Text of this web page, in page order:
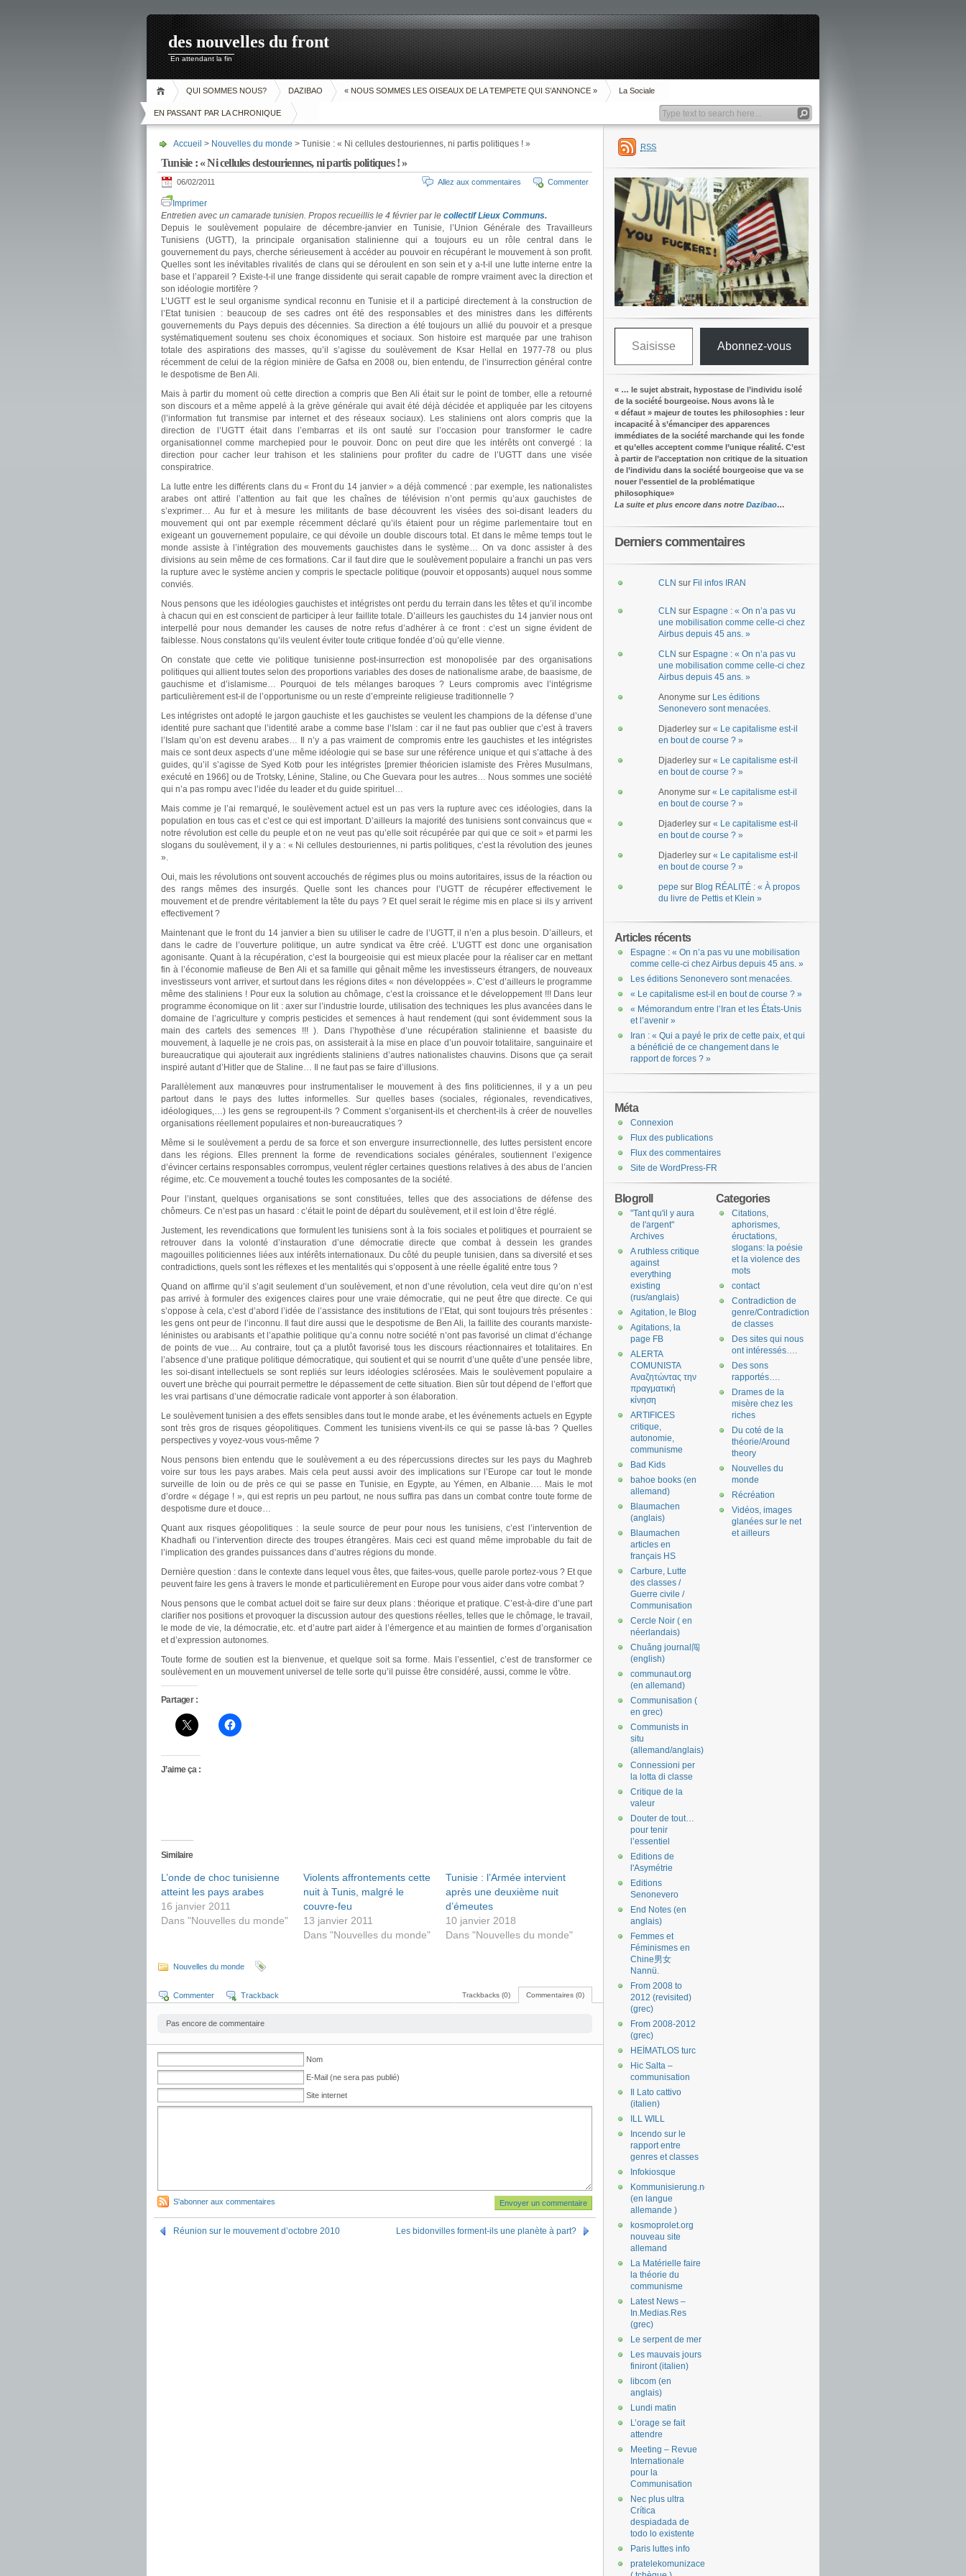
des nouvelles du front
En attendant la fin
QUI SOMMES NOUS? DAZIBAO « NOUS SOMMES LES OISEAUX DE LA TEMPETE QUI S’ANNONCE » La Sociale
EN PASSANT PAR LA CHRONIQUE
Accueil > Nouvelles du monde > Tunisie : « Ni cellules destouriennes, ni partis politiques ! »
Tunisie : « Ni cellules destouriennes, ni partis politiques ! »
06/02/2011 Commenter
Allez aux commentaires
Imprimer
Entretien avec un camarade tunisien. Propos recueillis le 4 février par le collectif Lieux Communs.
Depuis le soulèvement populaire de décembre-janvier en Tunisie, l’Union Générale des Travailleurs
Tunisiens (UGTT), la principale organisation stalinienne qui a toujours eu un rôle central dans le
gouvernement du pays, cherche sérieusement à accéder au pouvoir en récupérant le mouvement à son profit.
Quelles sont les inévitables rivalités de clans qui se déroulent en son sein et y a-t-il une lutte interne entre la
base et l’appareil ? Existe-t-il une frange dissidente qui serait capable de rompre vraiment avec la direction et
son idéologie mortifère ?
L’UGTT est le seul organisme syndical reconnu en Tunisie et il a participé directement à la construction de
l’Etat tunisien : beaucoup de ses cadres ont été des responsables et des ministres dans les différents
gouvernements du Pays depuis des décennies. Sa direction a été toujours un allié du pouvoir et a presque
systématiquement soutenu ses choix économiques et sociaux. Son histoire est marquée par une trahison
totale des aspirations des masses, qu’il s’agisse du soulèvement de Ksar Hellal en 1977-78 ou plus
récemment de celui de la région minière de Gafsa en 2008 ou, bien entendu, de l’insurrection général contre
le despotisme de Ben Ali.
Mais à partir du moment où cette direction a compris que Ben Ali était sur le point de tomber, elle a retourné
son discours et a même appelé à la grève générale qui avait été déjà décidée et appliquée par les citoyens
(l’information fut transmise par internet et des réseaux sociaux). Les staliniens ont alors compris que la
direction de l’UGTT était dans l’embarras et ils ont sauté sur l’occasion pour transformer le cadre
organisationnel comme marchepied pour le pouvoir. Donc on peut dire que les intérêts ont convergé : la
direction pour cacher leur trahison et les staliniens pour profiter du cadre de l’UGTT dans une visée
conspiratrice.
La lutte entre les différents clans du « Front du 14 janvier » a déjà commencé : par exemple, les nationalistes
arabes ont attiré l’attention au fait que les chaînes de télévision n’ont permis qu’aux gauchistes de
s’exprimer… Au fur et à mesure les militants de base découvrent les visées des soi-disant leaders du
mouvement qui ont par exemple récemment déclaré qu’ils étaient pour un régime parlementaire tout en
exigeant un gouvernement populaire, ce qui dévoile un double discours total. Et dans le même temps tout le
monde assiste à l’intégration des mouvements gauchistes dans le système… On va donc assister à des
divisions au sein même de ces formations. Car il faut dire que le soulèvement populaire a franchi un pas vers
la rupture avec le système ancien y compris le spectacle politique (pouvoir et opposants) auquel nous somme
conviés.
Nous pensons que les idéologies gauchistes et intégristes ont perdu du terrain dans les têtes et qu’il incombe
à chacun qui en est conscient de participer à leur faillite totale. D’ailleurs les gauchistes du 14 janvier nous ont
interpellé pour nous demander les causes de notre refus d’adhérer à ce front : c’est un signe évident de
faiblesse. Nous constatons qu’ils veulent éviter toute critique fondée d’où qu’elle vienne.
On constate que cette vie politique tunisienne post-insurrection est monopolisée par des organisations
politiques qui allient toutes selon des proportions variables des doses de nationalisme arabe, de baasisme, de
gauchisme et d’islamisme… Pourquoi de tels mélanges baroques ? Leurs compromis avec l’intégrisme
particulièrement est-il de l’opportunisme ou un reste d’empreinte religieuse traditionnelle ?
Les intégristes ont adopté le jargon gauchiste et les gauchistes se veulent les champions de la défense d’une
identité pure sachant que l’identité arabe a comme base l’Islam : car il ne faut pas oublier que c’est à travers
l’Islam qu’on est devenu arabes… Il n’y a pas vraiment de compromis entre les gauchistes et les intégristes
mais ce sont deux aspects d’une même idéologie qui se base sur une référence unique et qui s’attache à des
guides, qu’il s’agisse de Syed Kotb pour les intégristes [premier théoricien islamiste des Frères Musulmans,
exécuté en 1966] ou de Trotsky, Lénine, Staline, ou Che Guevara pour les autres… Nous sommes une société
qui n’a pas rompu avec l’idée du leader et du guide spirituel…
Mais comme je l’ai remarqué, le soulèvement actuel est un pas vers la rupture avec ces idéologies, dans la
population en tous cas et c’est ce qui est important. D’ailleurs la majorité des tunisiens sont convaincus que «
notre révolution est celle du peuple et on ne veut pas qu’elle soit récupérée par qui que ce soit » et parmi les
slogans du soulèvement, il y a : « Ni cellules destouriennes, ni partis politiques, c’est la révolution des jeunes
».
Oui, mais les révolutions ont souvent accouchés de régimes plus ou moins autoritaires, issus de la réaction ou
des rangs mêmes des insurgés. Quelle sont les chances pour l’UGTT de récupérer effectivement le
mouvement et de prendre véritablement la tête du pays ? Et quel serait le régime mis en place si ils y arrivent
effectivement ?
Maintenant que le front du 14 janvier a bien su utiliser le cadre de l’UGTT, il n’en a plus besoin. D’ailleurs, et
dans le cadre de l’ouverture politique, un autre syndicat va être créé. L’UGTT est donc une organisation
agonisante. Quant à la récupération, c’est la bourgeoisie qui est mieux placée pour la réaliser car en mettant
fin à l’économie mafieuse de Ben Ali et sa famille qui gênait même les investisseurs étrangers, de nouveaux
investisseurs vont arriver, et surtout dans les régions dites « non développées ». C’est d’ailleurs le programme
même des staliniens ! Pour eux la solution au chômage, c’est la croissance et le développement !!! Dans leur
programme économique on lit : axer sur l’industrie lourde, utilisation des techniques les plus avancées dans le
domaine de l’agriculture y compris pesticides et semences à haut rendement (qui sont évidemment sous la
main des cartels des semences !!! ). Dans l’hypothèse d’une récupération stalinienne et baasiste du
mouvement, à laquelle je ne crois pas, on assisterait à la mise en place d’un pouvoir totalitaire, sanguinaire et
bureaucratique qui ajouterait aux ingrédients staliniens d’autres nationalistes chauvins. Disons que ça serait
inspiré autant d’Hitler que de Staline… Il ne faut pas se faire d’illusions.
Parallèlement aux manœuvres pour instrumentaliser le mouvement à des fins politiciennes, il y a un peu
partout dans le pays des luttes informelles. Sur quelles bases (sociales, régionales, revendicatives,
idéologiques,…) les gens se regroupent-ils ? Comment s’organisent-ils et cherchent-ils à créer de nouvelles
organisations réellement populaires et non-bureaucratiques ?
Même si le soulèvement a perdu de sa force et son envergure insurrectionnelle, des luttes persistent encore
dans les régions. Elles prennent la forme de revendications sociales générales, soutiennent l’exigence
d’évincer certains responsables corrompus, veulent régler certaines questions relatives à des abus de l’ancien
régime, etc. Ce mouvement a touché toutes les composantes de la société.
Pour l’instant, quelques organisations se sont constituées, telles que des associations de défense des
chômeurs. Ce n’est pas un hasard : c’était le point de départ du soulèvement, et il est loin d’être réglé.
Justement, les revendications que formulent les tunisiens sont à la fois sociales et politiques et pourraient se
retrouver dans la volonté d’instauration d’une démocratie directe que combat à dessein les grandes
magouilles politiciennes liées aux intérêts internationaux. Du côté du peuple tunisien, dans sa diversité et ses
contradictions, quels sont les réflexes et les mentalités qui s’opposent à une réelle égalité entre tous ?
Quand on affirme qu’il s’agit seulement d’un soulèvement, et non d’une révolution, cela veut dire qu’on n’est
pas arrivé à formuler des exigences claires pour une vraie démocratie, qui ne peut être que directe. Ce qui
s’oppose à cela, c’est d’abord l’idée de l’assistance des institutions de l’Etat, qui sont toujours très présentes :
les gens ont peur de l’inconnu. Il faut dire aussi que le despotisme de Ben Ali, la faillite des courants marxiste-
léninistes ou arabisants et l’apathie politique qu’a connu notre société n’ont pas favorisé un climat d’échange
de points de vue… Au contraire, tout ça a plutôt favorisé tous les discours réactionnaires et totalitaires. En
l’absence d’une pratique politique démocratique, qui soutient et qui se nourrit d’une quête d’une pensée libre,
les soi-disant intellectuels se sont repliés sur leurs idéologies sclérosées. Mais le soulèvement populaire a
ouvert une brèche qui pourrait permettre le dépassement de cette situation. Bien sûr tout dépend de l’effort que
les vrai partisans d’une démocratie radicale vont apporter à son élaboration.
Le soulèvement tunisien a des effets sensibles dans tout le monde arabe, et les événements actuels en Egypte
sont très gros de risques géopolitiques. Comment les tunisiens vivent-ils ce qui se passe là-bas ? Quelles
perspectives y voyez-vous vous-même ?
Nous pensons bien entendu que le soulèvement a eu des répercussions directes sur les pays du Maghreb
voire sur tous les pays arabes. Mais cela peut aussi avoir des implications sur l’Europe car tout le monde
surveille de loin ou de près ce qui se passe en Tunisie, en Egypte, au Yémen, en Albanie…. Mais le mot
d’ordre « dégage ! », qui est repris un peu partout, ne nous suffira pas dans un combat contre toute forme de
despotisme dure et douce…
Quant aux risques géopolitiques : la seule source de peur pour nous les tunisiens, c’est l’intervention de
Khadhafi ou l’intervention directe des troupes étrangères. Mais ceci est quand même improbable du fait de
l’implication des grandes puissances dans d’autres régions du monde.
Dernière question : dans le contexte dans lequel vous êtes, que faites-vous, quelle parole portez-vous ? Et que
peuvent faire les gens à travers le monde et particulièrement en Europe pour vous aider dans votre combat ?
Nous pensons que le combat actuel doit se faire sur deux plans : théorique et pratique. C’est-à-dire d’une part
clarifier nos positions et provoquer la discussion autour des questions réelles, telles que le chômage, le travail,
le mode de vie, la démocratie, etc. et d’autre part aider à l’émergence et au maintien de formes d’organisation
et d’expression autonomes.
Toute forme de soutien est la bienvenue, et quelque soit sa forme. Mais l’essentiel, c’est de transformer ce
soulèvement en un mouvement universel de telle sorte qu’il puisse être considéré, aussi, comme le vôtre.
Partager :
J’aime ça :
Similaire
L’onde de choc tunisienne
atteint les pays arabes
16 janvier 2011
Dans "Nouvelles du monde"
Violents affrontements cette
nuit à Tunis, malgré le
couvre-feu
13 janvier 2011
Dans "Nouvelles du monde"
Tunisie : l’Armée intervient
après une deuxième nuit
d’émeutes
10 janvier 2018
Dans "Nouvelles du monde"
Nouvelles du monde
Commentaires (0)
Trackbacks (0)
Commenter Trackback
Pas encore de commentaire
Nom
E-Mail (ne sera pas publié)
Site internet
S'abonner aux commentaires
Réunion sur le mouvement d’octobre 2010 Les bidonvilles forment-ils une planète à part?
RSS
Saisissez votre adresse e-mail…
Abonnez-vous
« … le sujet abstrait, hypostase de l’individu isolé
de la société bourgeoise. Nous avons là le
« défaut » majeur de toutes les philosophies : leur
incapacité à s’émanciper des apparences
immédiates de la société marchande qui les fonde
et qu’elles acceptent comme l’unique réalité. C’est
à partir de l’acceptation non critique de la situation
de l’individu dans la société bourgeoise que va se
nouer l’essentiel de la problématique
philosophique»
La suite et plus encore dans notre Dazibao…
Derniers commentaires
CLN sur Fil infos IRAN
CLN sur Espagne : « On n’a pas vu
une mobilisation comme celle-ci chez
Airbus depuis 45 ans. »
CLN sur Espagne : « On n’a pas vu
une mobilisation comme celle-ci chez
Airbus depuis 45 ans. »
Anonyme sur Les éditions
Senonevero sont menacées.
Djaderley sur « Le capitalisme est-il
en bout de course ? »
Djaderley sur « Le capitalisme est-il
en bout de course ? »
Anonyme sur « Le capitalisme est-il
en bout de course ? »
Djaderley sur « Le capitalisme est-il
en bout de course ? »
Djaderley sur « Le capitalisme est-il
en bout de course ? »
pepe sur Blog RÉALITÉ : « À propos
du livre de Pettis et Klein »
Articles récents
Espagne : « On n’a pas vu une mobilisation
comme celle-ci chez Airbus depuis 45 ans. »
Les éditions Senonevero sont menacées.
« Le capitalisme est-il en bout de course ? »
« Mémorandum entre l’Iran et les États-Unis
et l’avenir »
Iran : « Qui a payé le prix de cette paix, et qui
a bénéficié de ce changement dans le
rapport de forces ? »
Méta
Connexion
Flux des publications
Flux des commentaires
Site de WordPress-FR
Categories
Citations,
aphorismes,
éructations,
slogans: la poésie
et la violence des
mots
contact
Contradiction de
genre/Contradiction
de classes
Des sites qui nous
ont intéressés….
Des sons
rapportés….
Drames de la
misère chez les
riches
Du coté de la
théorie/Around
theory
Nouvelles du
monde
Récréation
Vidéos, images
glanées sur le net
et ailleurs
Blogroll
"Tant qu'il y aura
de l'argent"
Archives
A ruthless critique
against
everything
existing
(rus/anglais)
Agitation, le Blog
Agitations, la
page FB
ALERTA
COMUNISTA
Αναζητώντας την
πραγματική
κίνηση
ARTIFICES
critique,
autonomie,
communisme
Bad Kids
bahoe books (en
allemand)
Blaumachen
(anglais)
Blaumachen
articles en
français HS
Carbure, Lutte
des classes /
Guerre civile /
Communisation
Cercle Noir ( en
néerlandais)
Chuǎng journal闯
(english)
communaut.org
(en allemand)
Communisation (
en grec)
Communists in
situ
(allemand/anglais)
Connessioni per
la lotta di classe
Critique de la
valeur
Douter de tout…
pour tenir
l’essentiel
Editions de
l'Asymétrie
Editions
Senonevero
End Notes (en
anglais)
Femmes et
Féminismes en
Chine男女
Nannü.
From 2008 to
2012 (revisited)
(grec)
From 2008-2012
(grec)
HEİMATLOS turc
Hic Salta –
communisation
Il Lato cattivo
(italien)
ILL WILL
Incendo sur le
rapport entre
genres et classes
Infokiosque
Kommunisierung.net
(en langue
allemande )
kosmoprolet.org
nouveau site
allemand
La Matérielle faire
la théorie du
communisme
Latest News –
In.Medias.Res
(grec)
Le serpent de mer
Les mauvais jours
finiront (italien)
libcom (en
anglais)
Lundi matin
L’orage se fait
attendre
Meeting – Revue
Internationale
pour la
Communisation
Nec plus ultra
Crítica
despiadada de
todo lo existente
Paris luttes info
pratelekomunizace